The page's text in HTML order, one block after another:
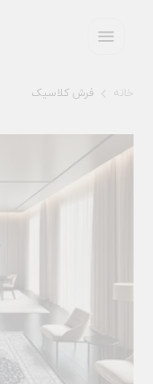
خانه فرش کلاسیک